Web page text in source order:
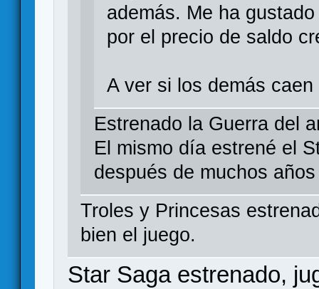
además. Me ha
por el precio de saldo
A ver si los demás caen
Estrenado la Guerra del
El mismo día estrené el
después de muchos
Troles y Princesas
bien el juego.
Star Saga estrenado,